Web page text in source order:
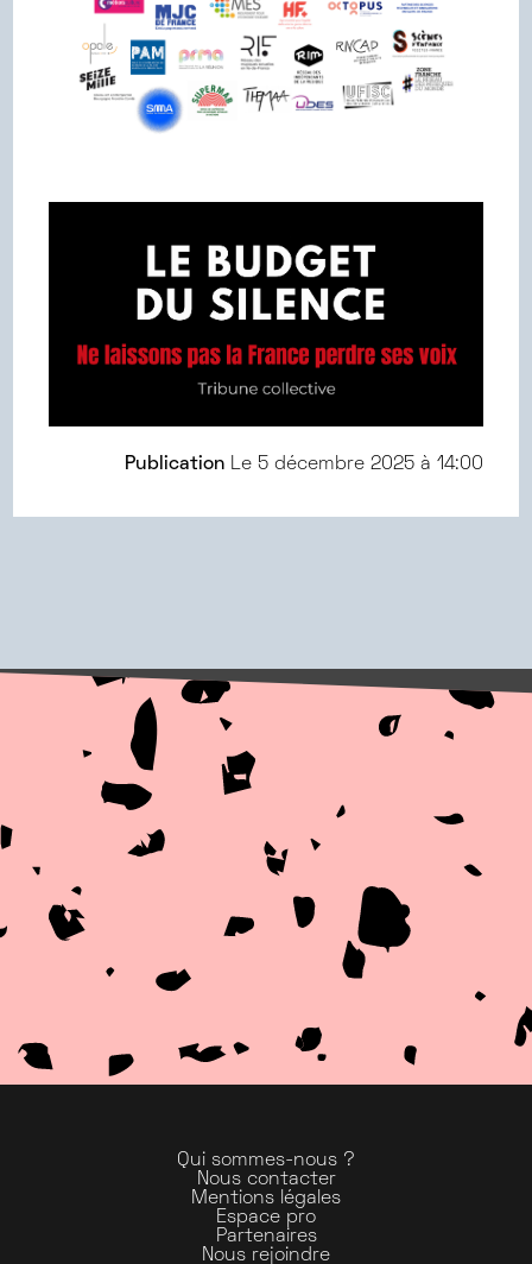
PublicationLe 5 décembre 2025 à 14:00
Qui sommes-nous ?
Nous contacter
Mentions légales
Espace pro
Partenaires
Nous rejoindre